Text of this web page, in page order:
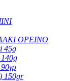
ΟΡΕΙΝΟ
45g
150gr